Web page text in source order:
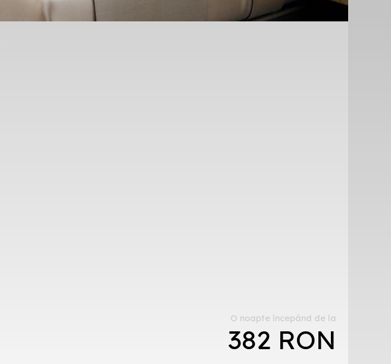
O noapte începând de la
382 RON